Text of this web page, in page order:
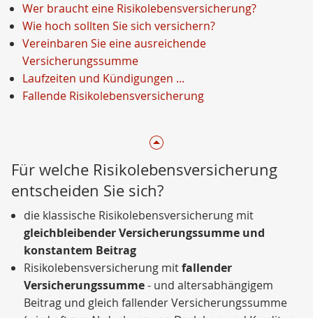
Wer braucht eine Risikolebensversicherung?
Wie hoch sollten Sie sich versichern?
Vereinbaren Sie eine ausreichende
Versicherungssumme
Laufzeiten und Kündigungen ...
Fallende Risikolebensversicherung
Für welche Risikolebensversicherung
entscheiden Sie sich?
die klassische Risikolebensversicherung mit
gleichbleibender Versicherungssumme und
konstantem Beitrag
Risikolebensversicherung mitfallender
Versicherungssumme- und altersabhängigem
Beitrag und gleich fallender Versicherungssumme